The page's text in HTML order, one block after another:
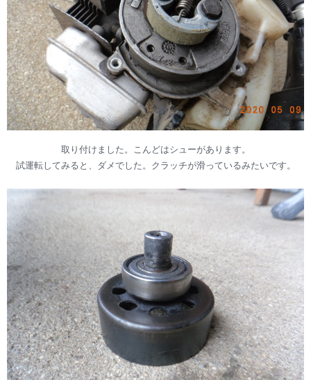
取り付けました。こんどはシューがあります。
試運転してみると、ダメでした。クラッチが滑っているみたいです。